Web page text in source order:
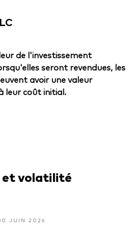
de l'investissement
seront revendues, les
avoir une valeur
leur coût initial.
et volatilité
JUIN 2026